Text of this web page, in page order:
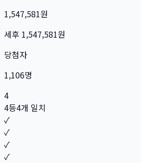
1,547,581원
세후 1,547,581원
당첨자
1,106명
4
4등4개 일치
✓
✓
✓
✓